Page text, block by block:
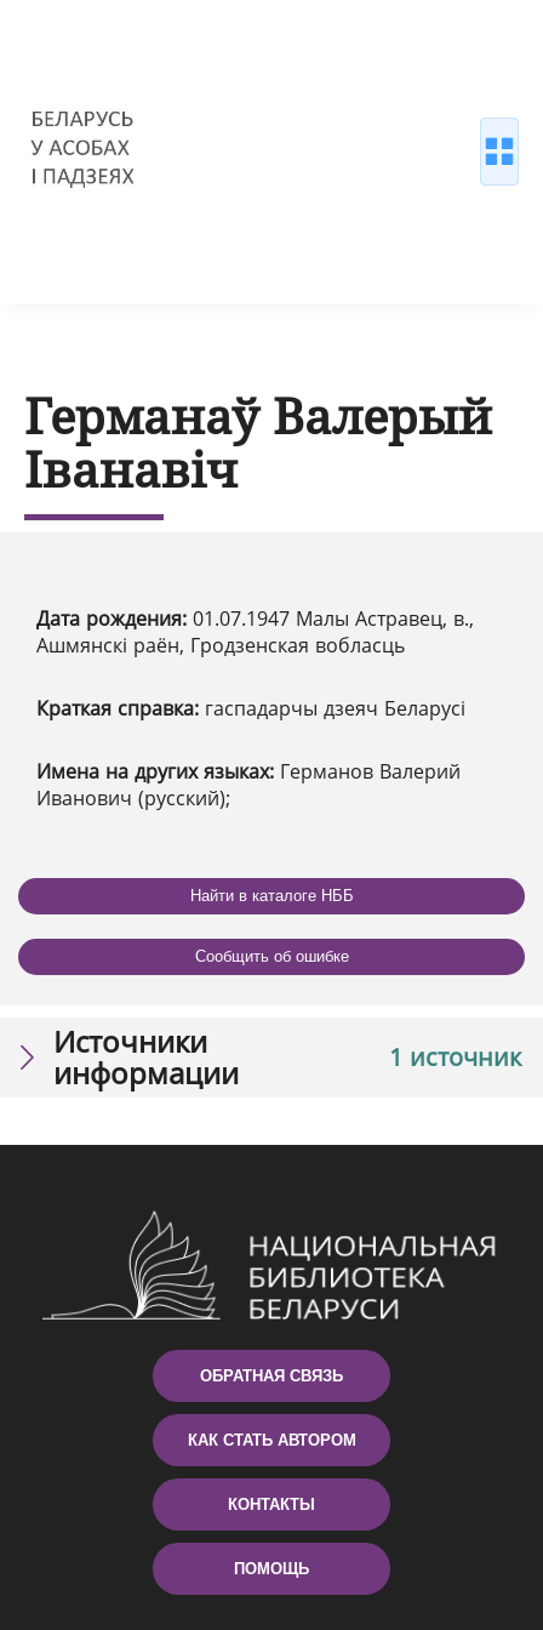
Германаў Валерый
Іванавіч
Дата рождения: 01.07.1947 Малы Астравец, в.,
Ашмянскі раён, Гродзенская вобласць
Краткая справка: гаспадарчы дзеяч Беларусі
Имена на других языках: Германов Валерий
Иванович (русский);
Найти в каталоге НББ
Сообщить об ошибке
1 источник
Источники
информации
ОБРАТНАЯ СВЯЗЬ
КАК СТАТЬ АВТОРОМ
КОНТАКТЫ
ПОМОЩЬ